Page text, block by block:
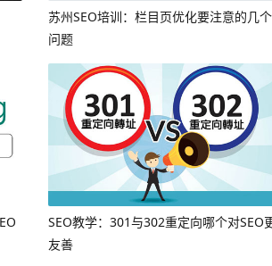
苏州SEO培训：栏目页优化要注意的几个
问题
SEO教学：301与302重定向哪个对SEO
友善